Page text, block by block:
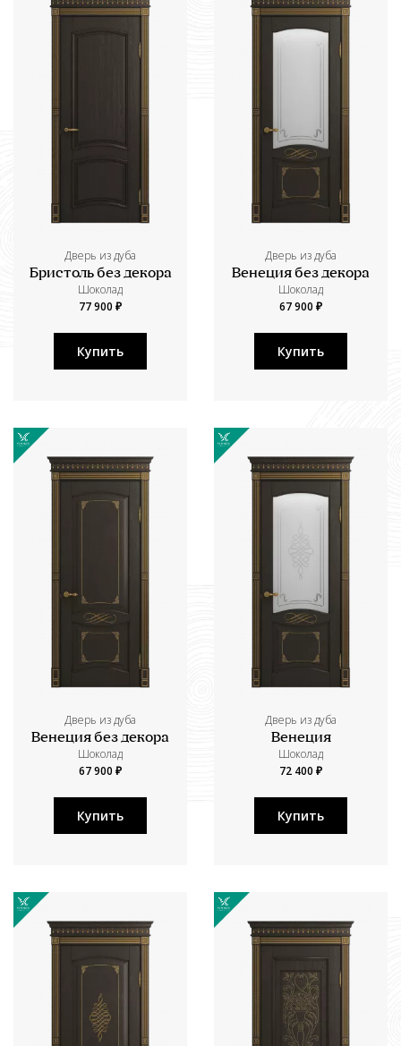
Дверь из дуба
Бристоль без декора
Шоколад
77 900 ₽
Купить
Дверь из дуба
Венеция без декора
Шоколад
67 900 ₽
Купить
Дверь из дуба
Венеция без декора
Шоколад
67 900 ₽
Купить
Дверь из дуба
Венеция
Шоколад
72 400 ₽
Купить